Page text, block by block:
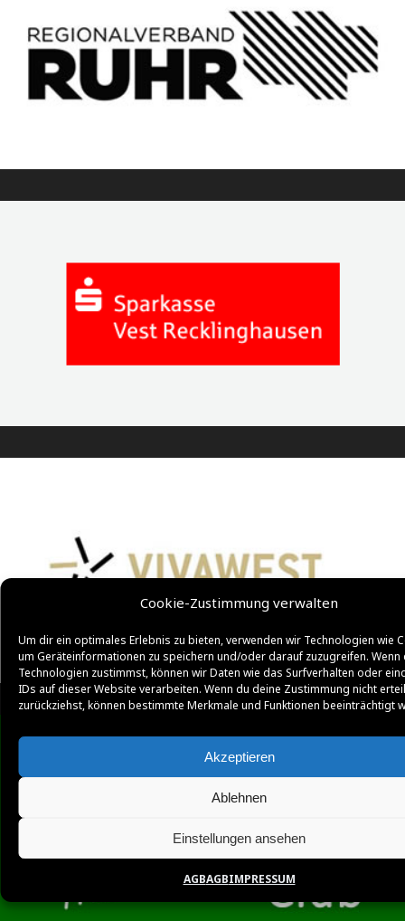
Cookie-Zustimmung verwalten
Um dir ein optimales Erlebnis zu bieten, verwenden wir Technologien wie
um Geräteinformationen zu speichern und/oder darauf zuzugreifen. Wenn
Technologien zustimmst, können wir Daten wie das Surfverhalten oder
IDs auf dieser Website verarbeiten. Wenn du deine Zustimmung nicht
zurückziehst, können bestimmte Merkmale und Funktionen beeinträchtigt
Akzeptieren
Ablehnen
Einstellungen ansehen
AGBAGBIMPRESSUM